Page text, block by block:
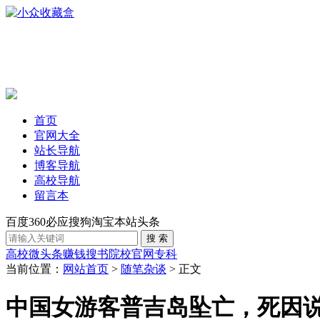
首页
官网大全
站长导航
博客导航
高校导航
留言本
百度360必应搜狗淘宝本站头条
高校微头条赚钱搜书院校官网专科
当前位置： 网站首页 > 随笔杂谈 > 正文
中国女游客普吉岛坠亡，死因